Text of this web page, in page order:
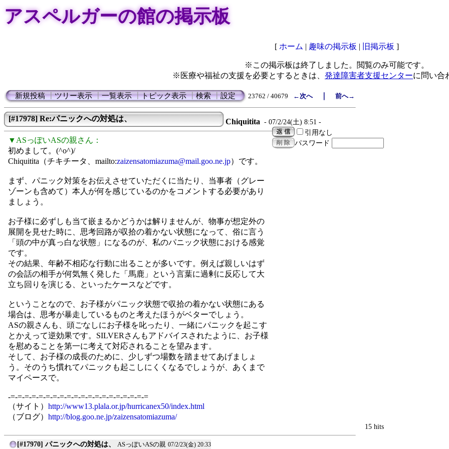
アスペルガーの館の掲示板
[ ホーム | 趣味の掲示板 | 旧掲示板 ]
※この掲示板は終了しました。閲覧のみ可能です。
※医療や福祉の支援を必要とするときは、 発達障害者支援センターに問い合
新規投稿┃ツリー表示┃一覧表示┃トピック表示┃検索┃設定 23762 / 40679 ←次へ｜ 前へ→
[#17978] Re:パニックへの対処は、 Chiquitita - 07/2/24(土) 8:51 -
引用なし
パスワード
▼ASっぽいASの親さん：
初めまして。(^o^)/
Chiquitita（チキチータ、mailto:zaizensatomiazuma@mail.goo.ne.jp）です。
まず、パニック対策をお伝えさせていただくに当たり、当事者（グレー
ゾーンも含めて）本人が何を感じているのかをコメントする必要があり
ましょう。
お子様に必ずしも当て嵌まるかどうかは解りませんが、物事が想定外の
展開を見せた時に、思考回路が収拾の着かない状態になって、俗に言う
「頭の中が真っ白な状態」になるのが、私のパニック状態における感覚
です。
その結果、年齢不相応な行動に出ることが多いです。例えば親しいはず
の会話の相手が何気無く発した「馬鹿」という言葉に過剰に反応して大
立ち回りを演じる、といったケースなどです。
ということなので、お子様がパニック状態で収拾の着かない状態にある
場合は、思考が暴走しているものと考えたほうがベターでしょう。
ASの親さんも、頭ごなしにお子様を叱ったり、一緒にパニックを起こす
とかえって逆効果です。SILVERさんもアドバイスされたように、お子様
を慰めることを第一に考えて対応されることを望みます。
そして、お子様の成長のために、少しずつ場数を踏ませてあげましょ
う。そのうち慣れてパニックも起こしにくくなるでしょうが、あくまで
マイペースで。
-=-=-=-=-=-=-=-=-=-=-=-=-=-=-=-=-=-=-=-=
（サイト） http://www13.plala.or.jp/hurricanex50/index.html
（ブログ） http://blog.goo.ne.jp/zaizensatomiazuma/
15 hits
[#17970] パニックへの対処は、 ASっぽいASの親 07/2/23(金) 20:33